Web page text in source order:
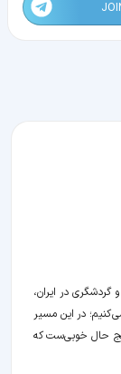
گردشگری در ایران،
در این مسیر‍
حال خوبی‌ست که